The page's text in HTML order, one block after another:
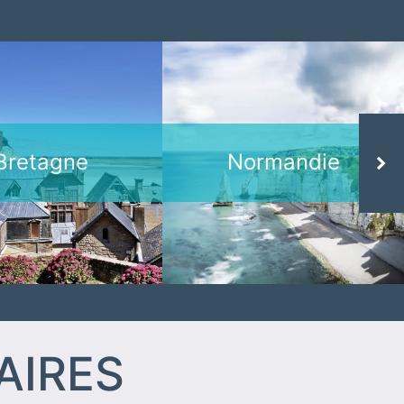
Votre
c'est
ici !
Notre
sélection
grand air
Normandie Next